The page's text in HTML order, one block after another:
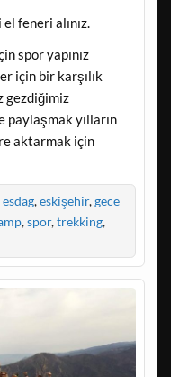
feneri alınız.
spor yapınız
için bir karşılık
gezdiğimiz
yılların
aktarmak için
esdag,eskişehir,gece
,spor,trekking,